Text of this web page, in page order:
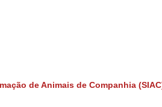
de Animais de Companhia